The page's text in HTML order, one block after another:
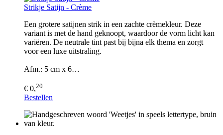
Strikje Satijn - Crème
Een grotere satijnen strik in een zachte crèmekleur. Deze
variant is met de hand geknoopt, waardoor de vorm licht kan
variëren. De neutrale tint past bij bijna elk thema en zorgt
voor een luxe uitstraling.
Afm.: 5 cm x 6…
€ 0,20
Bestellen